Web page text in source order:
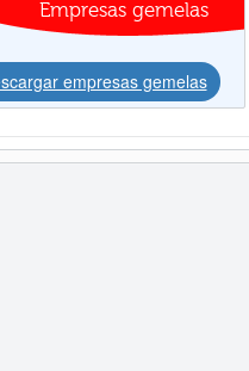
Empresas gemelas
empresas gemelas